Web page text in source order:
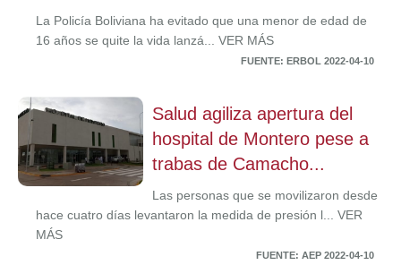
La Policía Boliviana ha evitado que una menor de edad de
16 años se quite la vida lanzá... VER MÁS
FUENTE: ERBOL 2022-04-10
Salud agiliza apertura del
hospital de Montero pese a
trabas de Camacho...
Las personas que se movilizaron desde
hace cuatro días levantaron la medida de presión l... VER
MÁS
FUENTE: AEP 2022-04-10